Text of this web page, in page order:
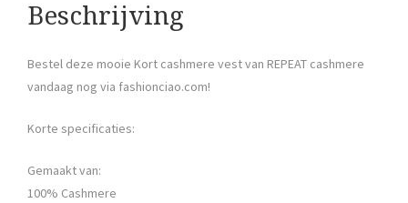
Beschrijving
Bestel deze mooie Kort cashmere vest van REPEAT cashmere
vandaag nog via fashionciao.com!
Korte specificaties:
Gemaakt van:
100% Cashmere